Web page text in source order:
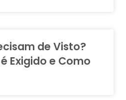
de Visto?
Exigido e Como